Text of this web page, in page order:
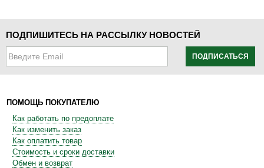
ПОДПИШИТЕСЬ НА РАССЫЛКУ НОВОСТЕЙ
ПОДПИСАТЬСЯ
ПОМОЩЬ ПОКУПАТЕЛЮ
Как работать по предоплате
Как изменить заказ
Как оплатить товар
Стоимость и сроки доставки
Обмен и возврат